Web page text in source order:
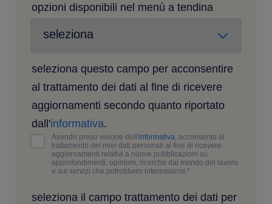
opzioni disponibili nel menù a tendina
seleziona questo campo per acconsentire
al trattamento dei dati al fine di ricevere
aggiornamenti secondo quanto riportato
dall'informativa.
Avendo preso visione dell'informativa, acconsento al
trattamento dei miei dati personali al fine di ricevere
aggiornamenti relativi a nuove pubblicazioni su
approfondimenti, opinioni, ricerche dal mondo del lavoro
e sui servizi che potrebbero interessarmi.*
seleziona il campo trattamento dei dati per